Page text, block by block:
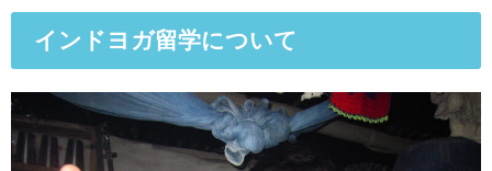
インドヨガ留学について